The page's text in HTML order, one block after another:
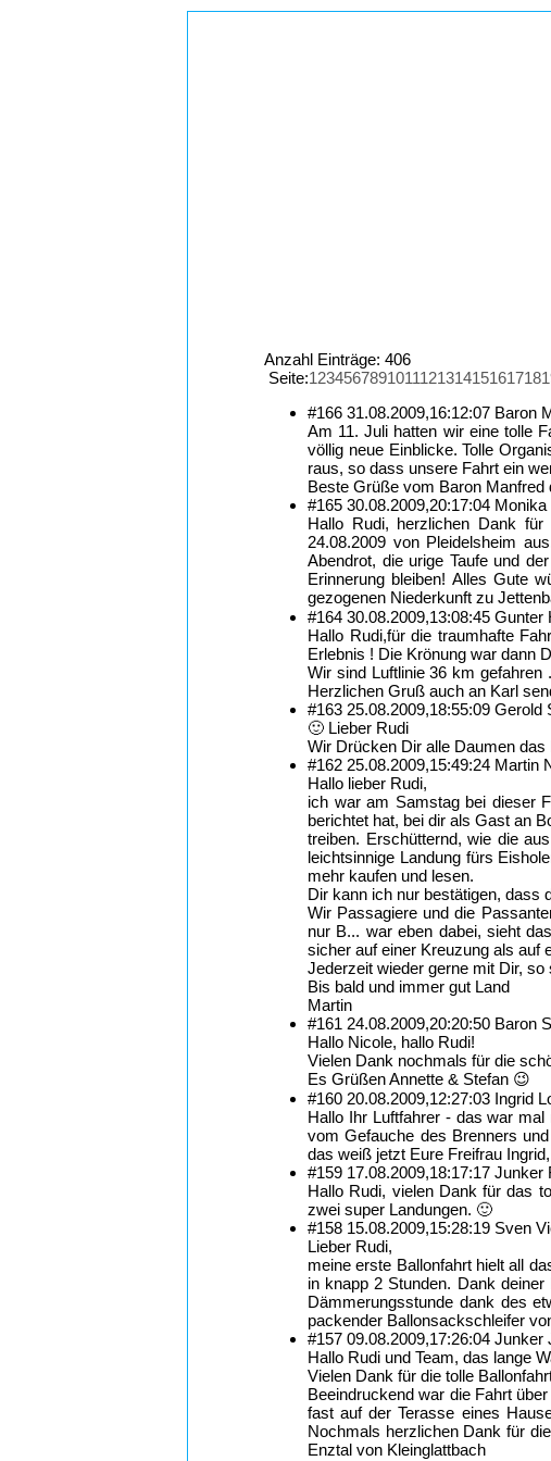
Anzahl Einträge: 406
Seite:123456789101112131415161718
#166 31.08.2009,16:12:07 Baron
Am 11. Juli hatten wir eine tolle
völlig neue Einblicke. Tolle
raus, so dass unsere Fahrt ein
Beste Grüße vom Baron
#165 30.08.2009,20:17:04 Monika
Hallo Rudi, herzlichen Dank für
24.08.2009 von Pleidelsheim
Abendrot, die urige Taufe und
Erinnerung bleiben! Alles Gute
gezogenen Niederkunft zu
#164 30.08.2009,13:08:45 Gunter
Hallo Rudi,für die traumhafte
Erlebnis ! Die Krönung war dann
Wir sind Luftlinie 36 km
Herzlichen Gruß auch an Karl
#163 25.08.2009,18:55:09 Gerold
🙂 Lieber Rudi
Wir Drücken Dir alle Daumen
#162 25.08.2009,15:49:24 Martin
Hallo lieber Rudi,
ich war am Samstag bei dieser
berichtet hat, bei dir als Gast an
treiben. Erschütternd, wie die
leichtsinnige Landung fürs
mehr kaufen und lesen.
Dir kann ich nur bestätigen, dass
Wir Passagiere und die
nur B... war eben dabei, sieht
sicher auf einer Kreuzung als auf
Jederzeit wieder gerne mit Dir,
Bis bald und immer gut Land
Martin
#161 24.08.2009,20:20:50 Baron
Hallo Nicole, hallo Rudi!
Vielen Dank nochmals für die
Es Grüßen Annette & Stefan 😉
#160 20.08.2009,12:27:03 Ingrid
Hallo Ihr Luftfahrer - das war
vom Gefauche des Brenners
das weiß jetzt Eure Freifrau
#159 17.08.2009,18:17:17 Junker
Hallo Rudi, vielen Dank für das
zwei super Landungen. 🙂
#158 15.08.2009,15:28:19 Sven
Lieber Rudi,
meine erste Ballonfahrt hielt all
in knapp 2 Stunden. Dank
Dämmerungsstunde dank des
packender Ballonsackschleifer
#157 09.08.2009,17:26:04 Junker
Hallo Rudi und Team, das lange
Vielen Dank für die tolle
Beeindruckend war die Fahrt
fast auf der Terasse eines
Nochmals herzlichen Dank für
Enztal von Kleinglattbach